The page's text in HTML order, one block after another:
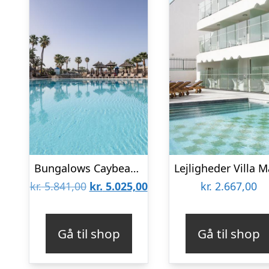
Bungalows Caybeach Princess
kr.5.841,00 Den
var:
kr. 5.841,00.
kr. 5.025,00Den
kr. 5.025,00.
Gå til shop
kr. 2.667,00
Gå til shop